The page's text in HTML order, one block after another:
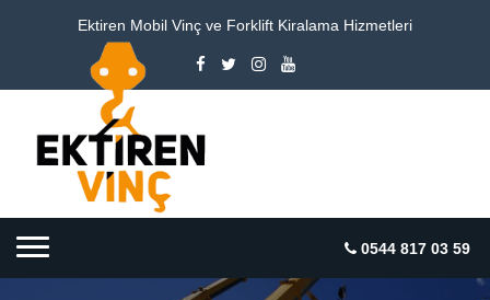
Ektiren Mobil Vinç ve Forklift Kiralama Hizmetleri
0544 817 03 59